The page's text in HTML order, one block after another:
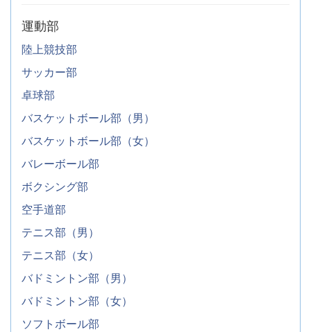
運動部
陸上競技部
サッカー部
卓球部
バスケットボール部（男）
バスケットボール部（女）
バレーボール部
ボクシング部
空手道部
テニス部（男）
テニス部（女）
バドミントン部（男）
バドミントン部（女）
ソフトボール部